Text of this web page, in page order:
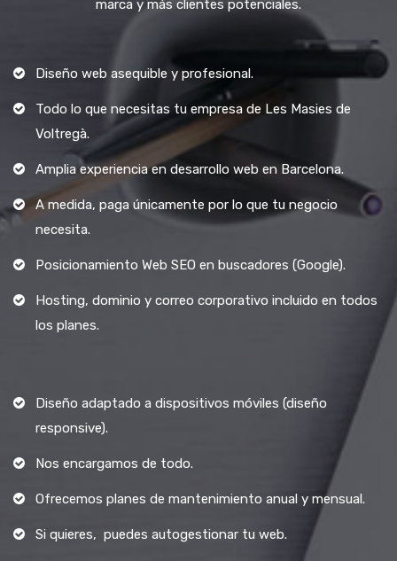
marca y más clientes potenciales.
Diseño web asequible y profesional.
Todo lo que necesitas tu empresa de Les Masies de
Voltregà.
Amplia experiencia en desarrollo web en Barcelona.
A medida, paga únicamente por lo que tu negocio
necesita.
Posicionamiento Web SEO en buscadores (Google).
Hosting, dominio y correo corporativo incluido en todos
los planes.
Diseño adaptado a dispositivos móviles (diseño
responsive).
Nos encargamos de todo.
Ofrecemos planes de mantenimiento anual y mensual.
Si quieres, puedes autogestionar tu web.